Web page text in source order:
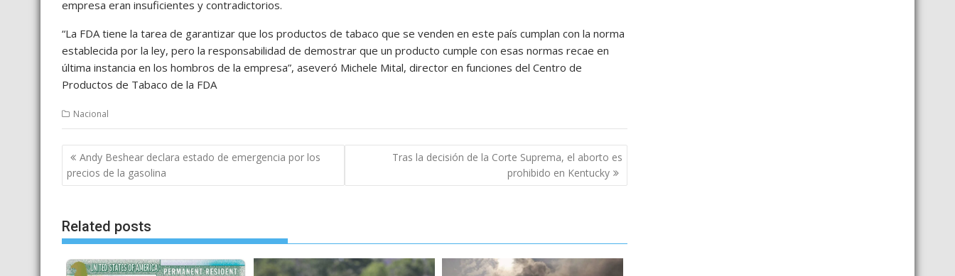
empresa eran insuficientes y contradictorios.
“La FDA tiene la tarea de garantizar que los productos de tabaco que se venden en este país cumplan con la norma
establecida por la ley, pero la responsabilidad de demostrar que un producto cumple con esas normas recae en
última instancia en los hombros de la empresa”, aseveró Michele Mital, director en funciones del Centro de
Productos de Tabaco de la FDA
Nacional
Post
navigation
Andy Beshear declara estado de emergencia por los
precios de la gasolina
Tras la decisión de la Corte Suprema, el aborto es
prohibido en Kentucky
Related posts